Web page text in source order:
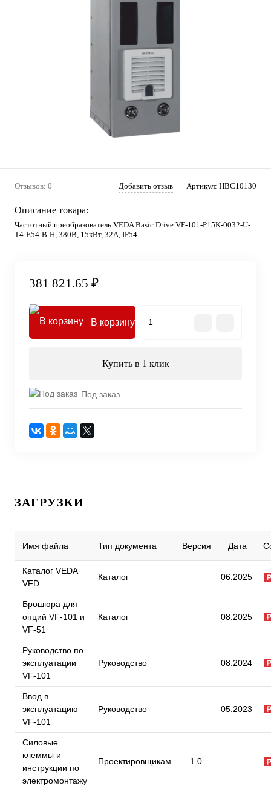
Отзывов: 0 Добавить отзыв Артикул: HBC10130
Описание товара:
Частотный преобразователь VEDA Basic Drive VF-101-P15K-0032-U-
T4-E54-B-H, 380В, 15кВт, 32А, IP54
381 821.65 ₽
В корзину
Купить в 1 клик
Под заказ
ЗАГРУЗКИ
Имя файла Тип документа Версия Дата
Каталог VEDA
VFD
Каталог 06.2025
Брошюра для
опций VF-101 и
VF-51
Каталог 08.2025
Руководство по
эксплуатации
VF-101
Руководство 08.2024
Ввод в
эксплуатацию
VF-101
Руководство 05.2023
Силовые
клеммы и
инструкции по
электромонтажу
Проектировщикам 1.0